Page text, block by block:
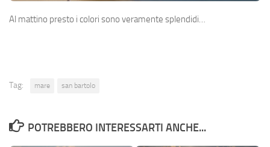
Al mattino presto i colori sono veramente splendidi…
Tag: mare san bartolo
POTREBBERO INTERESSARTI ANCHE...